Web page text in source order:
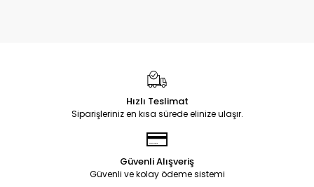
Hızlı Teslimat
Siparişleriniz en kısa sürede elinize ulaşır.
Güvenli Alışveriş
Güvenli ve kolay ödeme sistemi